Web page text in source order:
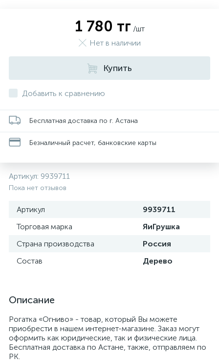
1 780 тг /шт
Нет в наличии
Купить
Добавить к сравнению
Бесплатная доставка по г. Астана
Безналичный расчет, банковские карты
Артикул: 9939711
Пока нет отзывов
Артикул
9939711
Торговая марка
ЯиГрушка
Страна производства
Россия
Состав
Дерево
Описание
Рогатка «Огниво» - товар, который Вы можете
приобрести в нашем интернет-магазине. Заказ могут
оформить как юридические, так и физические лица.
Бесплатная доставка по Астане, также, отправляем по
РК.